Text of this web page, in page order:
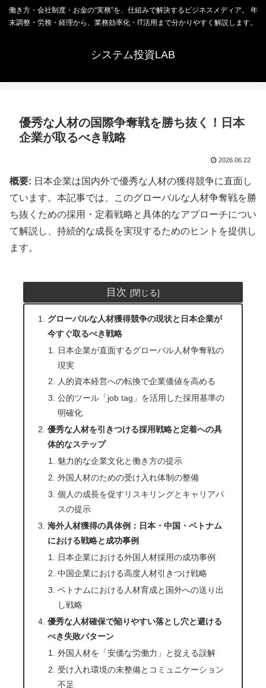
働き方・会社制度・お金の“実務”を、仕組みで解決するビジネスメディア。 年
末調整・労務・経理から、業務効率化・IT活用まで分かりやすく解説します。
システム投資LAB
優秀な人材の国際争奪戦を勝ち抜く！日本
企業が取るべき戦略
2026.06.22
概要: 日本企業は国内外で優秀な人材の獲得競争に直面し
ています。本記事では、このグローバルな人材争奪戦を勝
ち抜くための採用・定着戦略と具体的なアプローチについ
て解説し、持続的な成長を実現するためのヒントを提供し
ます。
目次
グローバルな人材獲得競争の現状と日本企業が
今すぐ取るべき戦略
日本企業が直面するグローバル人材争奪戦の
現実
人的資本経営への転換で企業価値を高める
公的ツール「job tag」を活用した採用基準の
明確化
優秀な人材を引きつける採用戦略と定着への具
体的なステップ
魅力的な企業文化と働き方の提示
外国人材のための受け入れ体制の整備
個人の成長を促すリスキリングとキャリアパ
スの提示
海外人材獲得の具体例：日本・中国・ベトナム
における戦略と成功事例
日本企業における外国人材採用の成功事例
中国企業における高度人材引きつけ戦略
ベトナムにおける人材育成と国外への送り出
し戦略
優秀な人材確保で陥りやすい落とし穴と避ける
べき失敗パターン
外国人材を「安価な労働力」と捉える誤解
受け入れ環境の未整備とコミュニケーション
不足